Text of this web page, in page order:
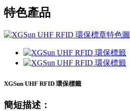
特色產品
XGSun UHF RFID 環保標籤
簡短描述：